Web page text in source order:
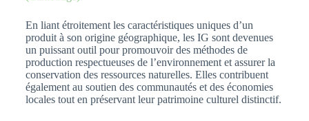
En liant étroitement les caractéristiques uniques d’un
produit à son origine géographique, les IG sont devenues
un puissant outil pour promouvoir des méthodes de
production respectueuses de l’environnement et assurer la
conservation des ressources naturelles. Elles contribuent
également au soutien des communautés et des économies
locales tout en préservant leur patrimoine culturel distinctif.